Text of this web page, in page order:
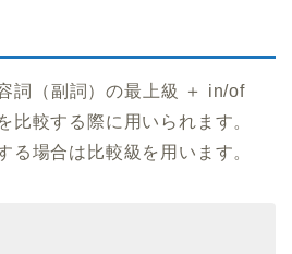
詞（副詞）の最上級 ＋ in/of
比較する際に用いられます。
る場合は比較級を用います。